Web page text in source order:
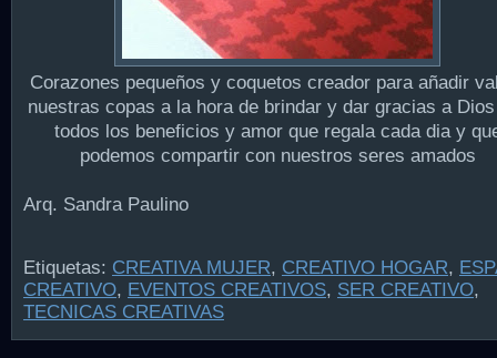
Corazones pequeños y coquetos creador para añadir
nuestras copas a la hora de brindar y dar gracias a
todos los beneficios y amor que regala cada dia y
podemos compartir con nuestros seres amados
Arq. Sandra Paulino
Etiquetas: CREATIVA MUJER, CREATIVO HOGAR,
CREATIVO, EVENTOS CREATIVOS, SER CREATIVO,
TECNICAS CREATIVAS